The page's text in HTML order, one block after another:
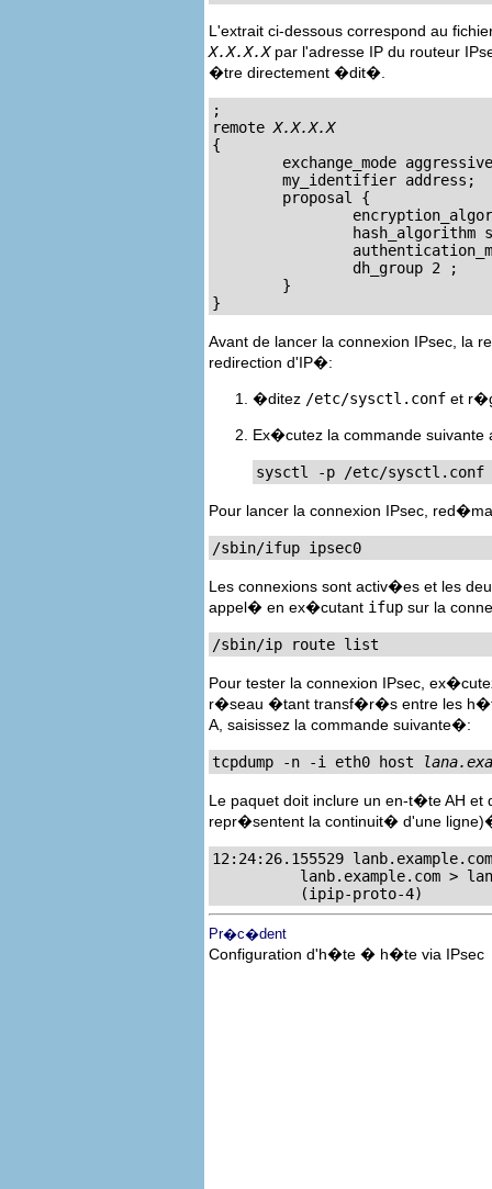
L'extrait ci-dessous correspond au
X.X.X.Xpar l'adresse IP du routeur
�tre directement �dit�.
;
remote X.X.X.X
{
exchange_mode
        my_identifier address;
        proposal {
hash_algorithm
                dh_group 2 ;
        }
}
Avant de lancer la connexion IPsec, la
redirection d'IP�:
�ditez /etc/sysctl.conf et
Ex�cutez la commande
sysctl -p /etc/sysctl.conf
Pour lancer la connexion IPsec,
/sbin/ifup ipsec0
Les connexions sont activ�es et les
appel� en ex�cutant ifup sur la
/sbin/ip route list
Pour tester la connexion IPsec,
r�seau �tant transf�r�s entre les
A, saisissez la commande suivante�:
tcpdump -n -i eth0 host
Le paquet doit inclure un en-t�te AH
repr�sentent la continuit� d'une
12:24:26.155529
	  (ipip-proto-4)
Pr�c�dent
Configuration d'h�te � h�te via IPsec